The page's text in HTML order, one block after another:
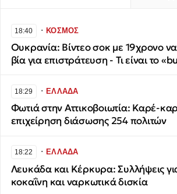
18:40 ∙ΚΟΣΜΟΣ
Ουκρανία: Βίντεο σοκ με 19χρονο να
βία για επιστράτευση - Τι είναι το
18:29 ∙ΕΛΛΑΔΑ
Φωτιά στην Αττικοβοιωτία: Καρέ-
επιχείρηση διάσωσης 254 πολιτών
18:22 ∙ΕΛΛΑΔΑ
Λευκάδα και Κέρκυρα: Συλλήψεις
κοκαΐνη και ναρκωτικά δισκία